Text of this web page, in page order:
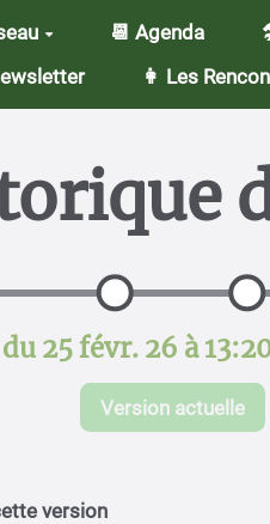
📆 Agenda
👩 Les
25 févr. 26 à
Version actuelle
version